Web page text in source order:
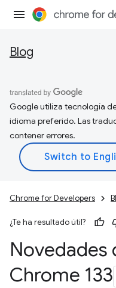
Blog
Google utiliza tecnología
idioma preferido. Las
contener errores.
Chrome for Developers
¿Te ha resultado útil?
Novedades
Chrome 133